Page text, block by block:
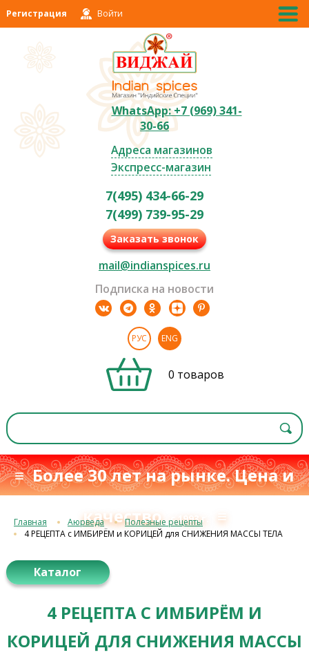
Регистрация Войти
WhatsApp: +7 (969) 341-
30-66
Адреса магазинов
Экспресс-магазин
7(495) 434-66-29
7(499) 739-95-29
Заказать звонок
mail@indianspices.ru
Подписка на новости
РУС ENG
0 товаров
≡ Более 30 лет на рынке. Цена и
качествос 1993 г. ≡
Главная Аюрведа
Полезные рецепты
4 РЕЦЕПТА с ИМБИРЁМ и КОРИЦЕЙ для СНИЖЕНИЯ МАССЫ ТЕЛА
Каталог
4 РЕЦЕПТА С ИМБИРЁМ И
КОРИЦЕЙ ДЛЯ СНИЖЕНИЯ МАССЫ